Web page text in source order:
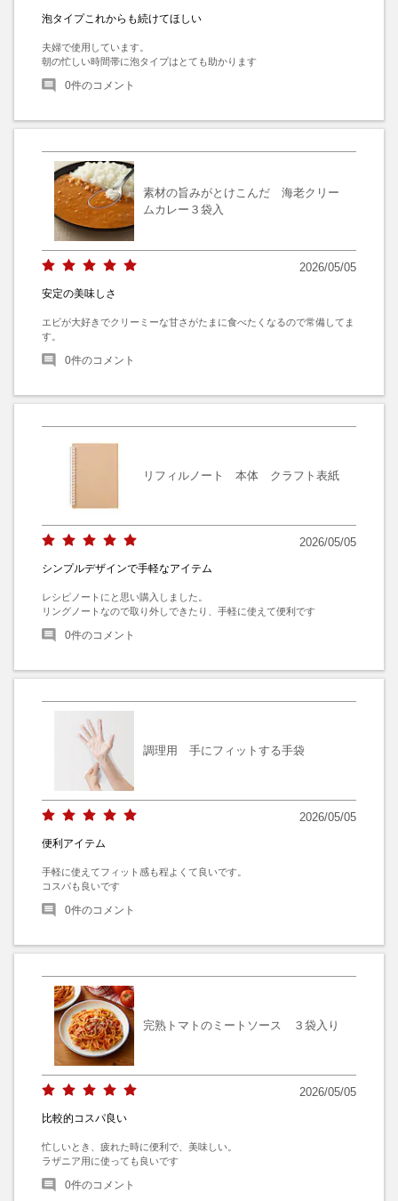
泡タイプこれからも続けてほしい
夫婦で使用しています。
朝の忙しい時間帯に泡タイプはとても助かります
0件のコメント
素材の旨みがとけこんだ 海老クリー
ムカレー３袋入
2026/05/05
安定の美味しさ
エビが大好きでクリーミーな甘さがたまに食べたくなるので常備してま
す。
0件のコメント
リフィルノート 本体 クラフト表紙
2026/05/05
シンプルデザインで手軽なアイテム
レシピノートにと思い購入しました。
リングノートなので取り外しできたり、手軽に使えて便利です
0件のコメント
調理用 手にフィットする手袋
2026/05/05
便利アイテム
手軽に使えてフィット感も程よくて良いです。
コスパも良いです
0件のコメント
完熟トマトのミートソース ３袋入り
2026/05/05
比較的コスパ良い
忙しいとき、疲れた時に便利で、美味しい。
ラザニア用に使っても良いです
0件のコメント